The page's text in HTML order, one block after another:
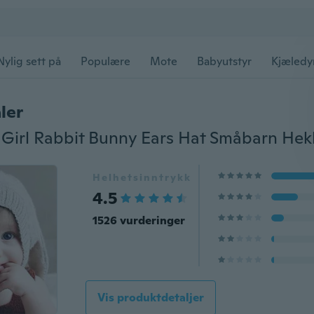
sett på Populære Mote Babyutstyr
Helhetsinntrykk
4.5
1526 vurderinger
Vis produktdetaljer